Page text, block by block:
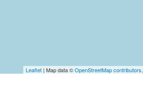
Leaflet | Map data ©OpenStreetMap contributors,